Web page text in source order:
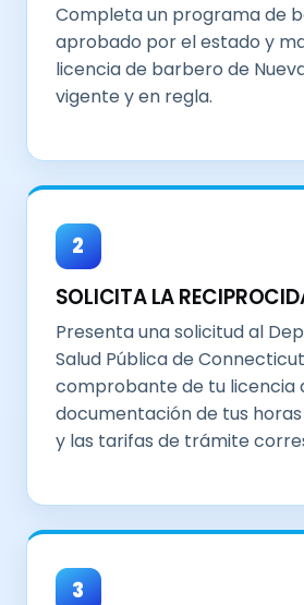
Completa un programa de
aprobado por el estado y
licencia de barbero de
vigente y en regla.
2
SOLICITA LA
Presenta una solicitud al
Salud Pública de
comprobante de tu licencia
documentación de tus
y las tarifas de trámite
3